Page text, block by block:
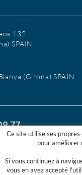
132
SPAIN
(Girona) SPAIN
77
D'UTILISATION WEB
Ce site utilise ses
pour améliorer
Si vous continuez à
vous en avez accepté